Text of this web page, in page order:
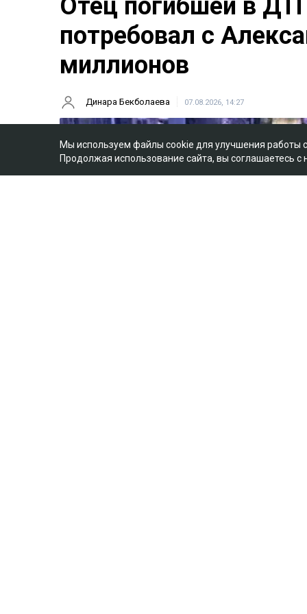
Отец погибшей в
потребовал с
миллионов
Динара Бекболаева 07.08.2026, 14:27
Мы используем файлы cookie для улучшения работы
Продолжая использование сайта, вы соглашаетесь с